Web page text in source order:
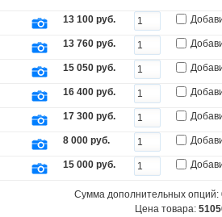
13 100 руб.
13 760 руб.
15 050 руб.
16 400 руб.
17 300 руб.
8 000 руб.
15 000 руб.
Сумма дополнительных опций:
Цена товара: